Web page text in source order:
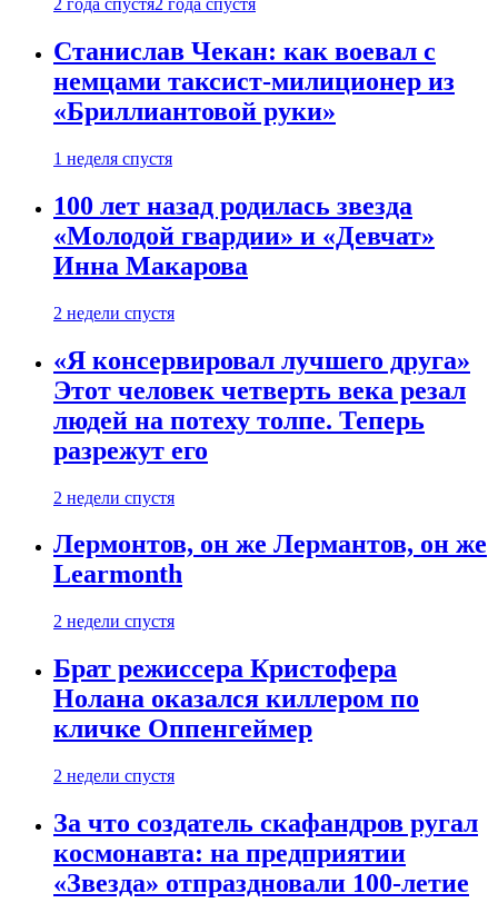
2 года спустя2 года спустя
Станислав Чекан: как воевал с
немцами таксист-милиционер из
«Бриллиантовой руки»
1 неделя спустя
100 лет назад родилась звезда
«Молодой гвардии» и «Девчат»
Инна Макарова
2 недели спустя
«Я консервировал лучшего друга»
Этот человек четверть века резал
людей на потеху толпе. Теперь
разрежут его
2 недели спустя
Лермонтов, он же Лермантов, он же
Learmonth
2 недели спустя
Брат режиссера Кристофера
Нолана оказался киллером по
кличке Оппенгеймер
2 недели спустя
За что создатель скафандров ругал
космонавта: на предприятии
«Звезда» отпраздновали 100-летие